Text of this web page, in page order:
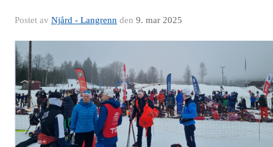
Postet av Njård - Langrenn den 9. mar 2025